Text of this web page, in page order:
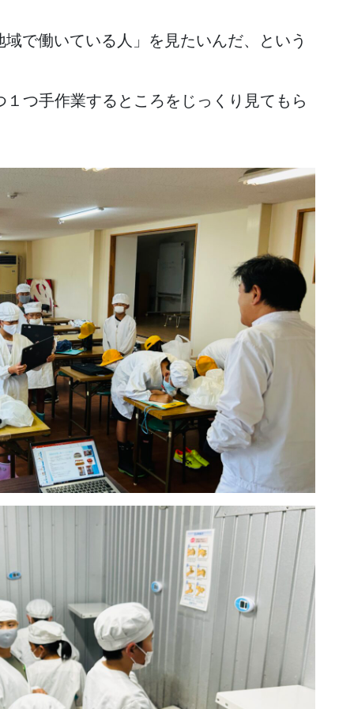
で働いている人」を見たいんだ、という
つ手作業するところをじっくり見てもら